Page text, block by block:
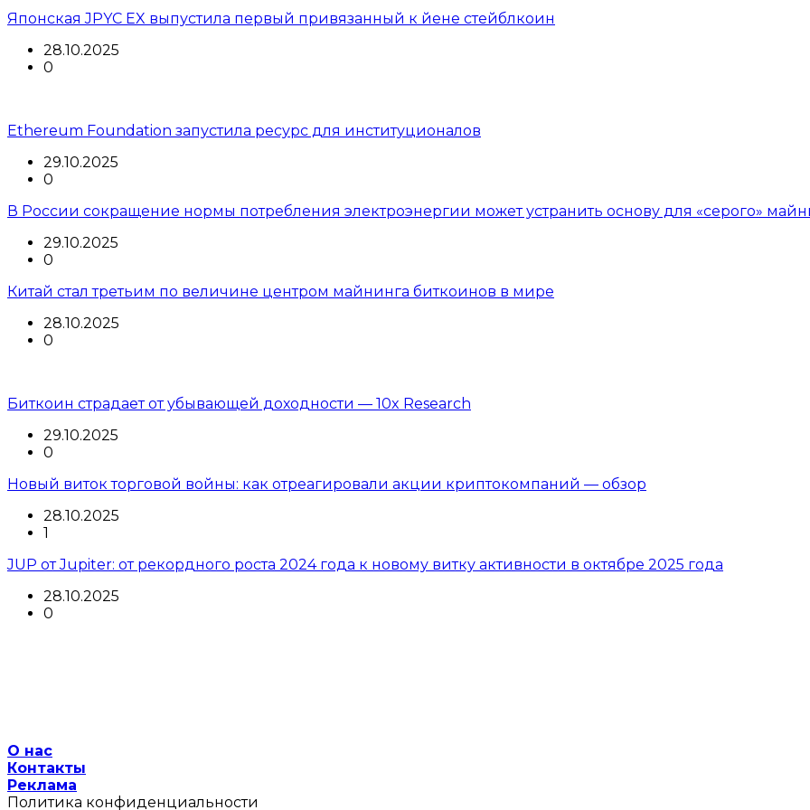
Японская JPYC EX выпустила первый привязанный к йене стейблкоин
28.10.2025
0
Ethereum Foundation запустила ресурс для институционалов
29.10.2025
0
В России сокращение нормы потребления электроэнергии может устранить основу для «серого»
29.10.2025
0
Китай стал третьим по величине центром майнинга биткоинов в мире
28.10.2025
0
Биткоин страдает от убывающей доходности — 10x Research
29.10.2025
0
Новый виток торговой войны: как отреагировали акции криптокомпаний — обзор
28.10.2025
1
JUP от Jupiter: от рекордного роста 2024 года к новому витку активности в октябре 2025 года
28.10.2025
0
О нас
Контакты
Реклама
Политика конфиденциальности